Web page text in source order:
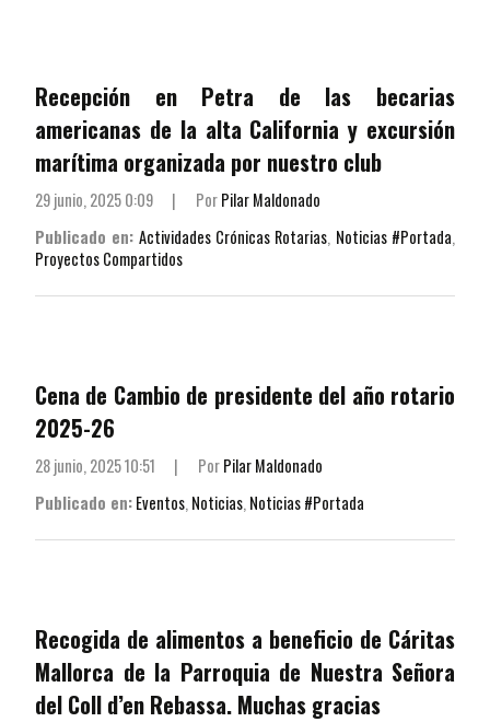
Recepción en Petra de las becarias
americanas de la alta California y excursión
marítima organizada por nuestro club
29 junio, 2025 0:09 | PorPilar Maldonado
Publicado en: Actividades Crónicas Rotarias, Noticias #Portada,
Proyectos Compartidos
Cena de Cambio de presidente del año rotario
2025-26
28 junio, 2025 10:51 | PorPilar Maldonado
Publicado en:Eventos, Noticias, Noticias #Portada
Recogida de alimentos a beneficio de Cáritas
Mallorca de la Parroquia de Nuestra Señora
del Coll d’en Rebassa. Muchas gracias